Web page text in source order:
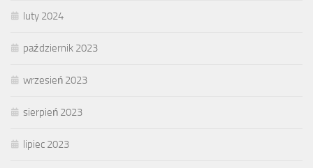
luty 2024
październik 2023
wrzesień 2023
sierpień 2023
lipiec 2023